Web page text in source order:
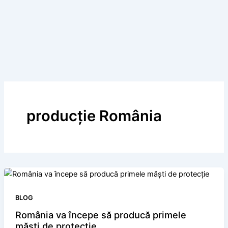
producție România
BLOG
România va începe să producă primele